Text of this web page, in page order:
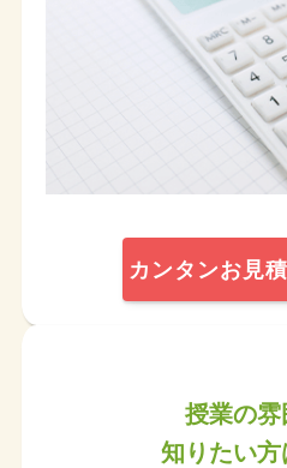
カンタンお見
授業の雰
知りたい方